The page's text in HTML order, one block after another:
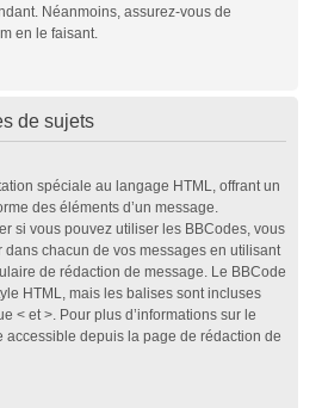
Néanmoins, assurez-vous de
en le faisant.
de sujets
spéciale au langage HTML, offrant un
des éléments d’un message.
si vous pouvez utiliser les BBCodes, vous
chacun de vos messages en utilisant
de rédaction de message. Le BBCode
HTML, mais les balises sont incluses
< et >. Pour plus d’informations sur le
accessible depuis la page de rédaction de